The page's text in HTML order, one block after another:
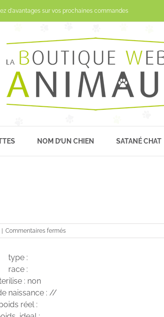
d'avantages sur vos prochaines commandes
NOM D’UN CHIEN SATANÉ CHAT
Commentaires ferméssur
TEDDY
type :
race :
: non
naissance : //
réel :